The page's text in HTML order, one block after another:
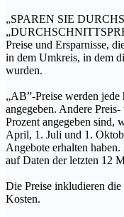
„SPAREN SIE
Preise und Ersparnisse,
in dem Umkreis, in dem
wurden.
„AB”-Preise werden
angegeben. Andere
Prozent angegeben sind,
April, 1. Juli und 1.
Angebote erhalten
auf Daten der letzten 12
Die Preise inkludieren
Kosten.